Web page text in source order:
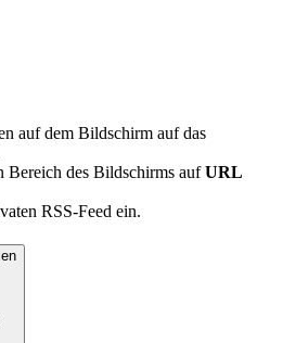
auf dem Bildschirm auf das
Bereich des Bildschirms aufURL
RSS-Feed ein.